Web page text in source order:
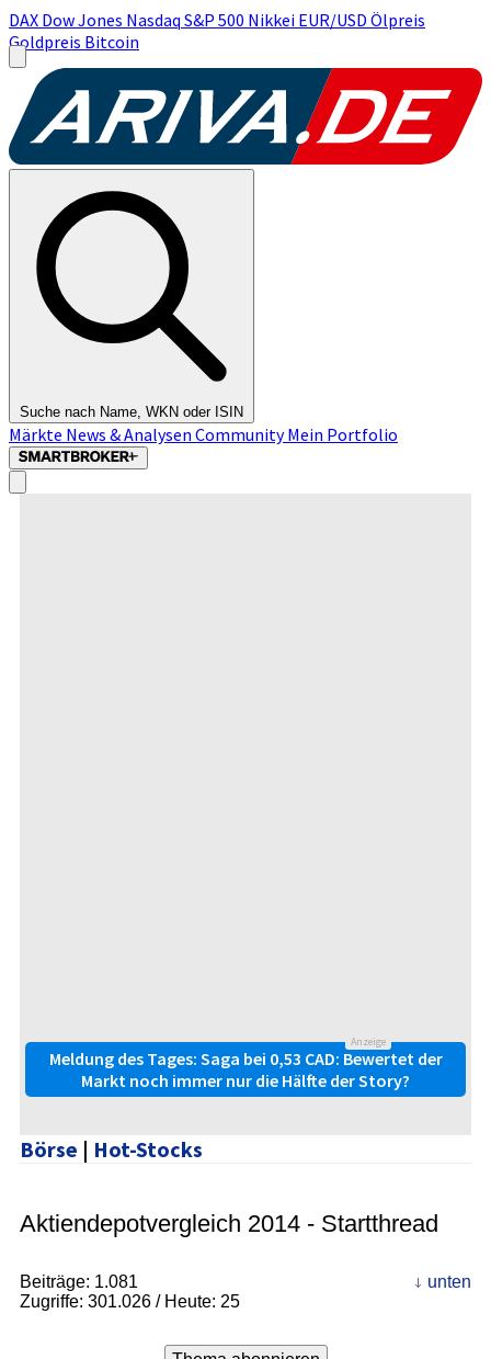
DAX Dow Jones Nasdaq S&P 500 Nikkei EUR/USD Ölpreis
Goldpreis Bitcoin
Suche nach Name, WKN oder ISIN
Märkte News & Analysen CommunityMein Portfolio
Anzeige
Meldung des Tages: Saga bei 0,53 CAD: Bewertet der
Markt noch immer nur die Hälfte der Story?
Börse | Hot-Stocks
Aktiendepotvergleich 2014 - Startthread
Beiträge: 1.081
Zugriffe: 301.026 / Heute: 25
unten